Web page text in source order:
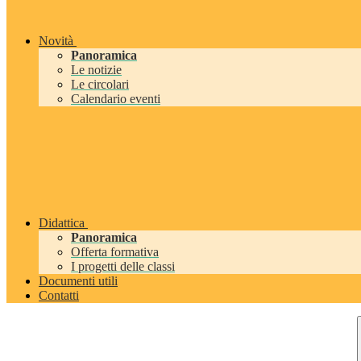
Novità
Panoramica
Le notizie
Le circolari
Calendario eventi
Didattica
Panoramica
Offerta formativa
I progetti delle classi
Documenti utili
Contatti